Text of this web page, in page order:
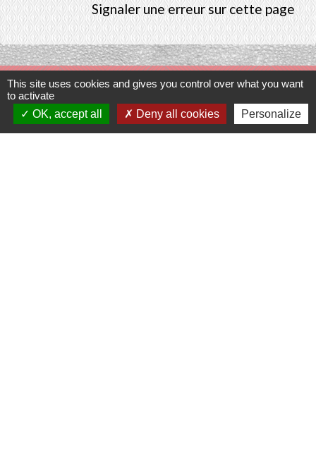
Signaler une erreur sur cette page
Contacts
Commune de Prunay-Cassereau
11, rue de l'Hôtel de Ville
This site uses cookies and gives you control over what you want
to activate
OK, accept all
Deny all cookies Personalize